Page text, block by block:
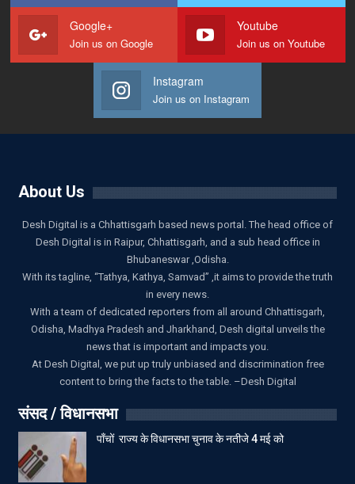
Google+
Join us on Google
Youtube
Join us on Youtube
Instagram
Join us on Instagram
About Us
Desh Digital is a Chhattisgarh based news portal. The head office of
Desh Digital is in Raipur, Chhattisgarh, and a sub head office in
Bhubaneswar ,Odisha.
With its tagline, “Tathya, Kathya, Samvad” ,it aims to provide the truth
in every news.
With a team of dedicated reporters from all around Chhattisgarh,
Odisha, Madhya Pradesh and Jharkhand, Desh digital unveils the
news that is important and impacts you.
At Desh Digital, we put up truly unbiased and discrimination free
content to bring the facts to the table. –Desh Digital
संसद / विधानसभा
पाँचों राज्य के विधानसभा चुनाव के नतीजे 4 मई को